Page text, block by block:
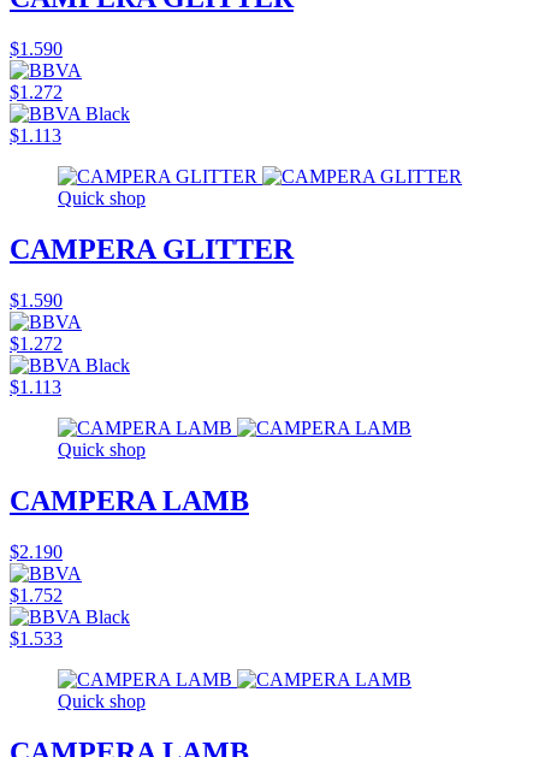
$1.590
$1.272
$1.113
Quick shop
CAMPERA GLITTER
$1.590
$1.272
$1.113
Quick shop
CAMPERA LAMB
$2.190
$1.752
$1.533
Quick shop